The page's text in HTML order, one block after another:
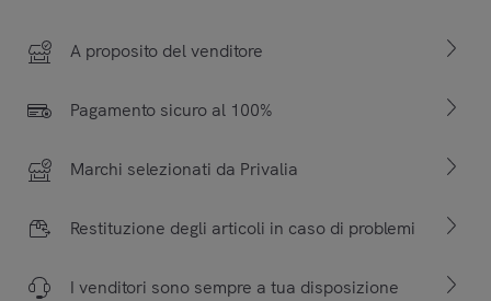
A proposito del venditore
Pagamento sicuro al 100%
Marchi selezionati da Privalia
Restituzione degli articoli in caso di problemi
I venditori sono sempre a tua disposizione